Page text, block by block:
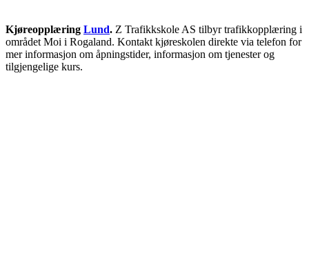
Kjøreopplæring Lund. Z Trafikkskole AS tilbyr trafikkopplæring i
området Moi i Rogaland. Kontakt kjøreskolen direkte via telefon for
mer informasjon om åpningstider, informasjon om tjenester og
tilgjengelige kurs.